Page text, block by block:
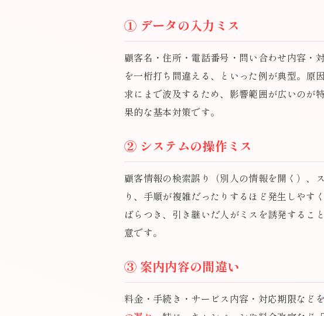
① データの入力ミス
顧客名・住所・電話番号・問い合わせ内容・
を一桁打ち間違える、といった例が典型。原
求にまで波及するため、影響範囲が広いのが特
果的な基本対策です。
② システムの操作ミス
顧客情報の検索誤り（別人の情報を開く）、
り、手順が複雑だったりするほど発生しやす
ばらつき、引き継いだ人がミスを誘発するこ
意です。
③ 案内内容の間違い
料金・手続き・サービス内容・対応期限などを